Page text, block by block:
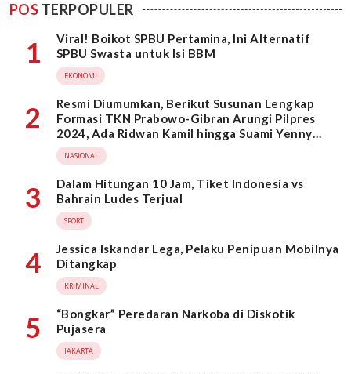
POS TERPOPULER
1
Viral! Boikot SPBU Pertamina, Ini Alternatif
SPBU Swasta untuk Isi BBM
EKONOMI
2
Resmi Diumumkan, Berikut Susunan Lengkap
Formasi TKN Prabowo-Gibran Arungi Pilpres
2024, Ada Ridwan Kamil hingga Suami Yenny
Wahid
NASIONAL
3
Dalam Hitungan 10 Jam, Tiket Indonesia vs
Bahrain Ludes Terjual
SPORT
4
Jessica Iskandar Lega, Pelaku Penipuan Mobilnya
Ditangkap
KRIMINAL
5
“Bongkar” Peredaran Narkoba di Diskotik
Pujasera
JAKARTA